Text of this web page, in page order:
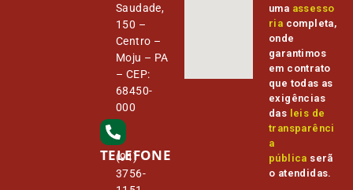
Saudade,
150 –
Centro –
Moju – PA
– CEP:
68450-
000
TELEFONE
(91)
3756-
uma assesso
ria completa,
onde
garantimos
em contrato
que todas as
exigências
das leis de
transparênci
a
pública serã
o atendidas.